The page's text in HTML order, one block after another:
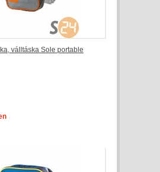
válltáska Sole portable